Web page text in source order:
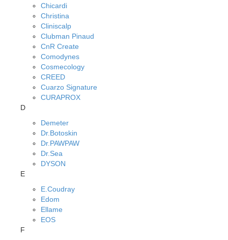
Chicardi
Christina
Cliniscalp
Clubman Pinaud
CnR Create
Comodynes
Cosmecology
CREED
Cuarzo Signature
CURAPROX
D
Demeter
Dr.Botoskin
Dr.PAWPAW
Dr.Sea
DYSON
E
E.Coudray
Edom
Ellame
EOS
F